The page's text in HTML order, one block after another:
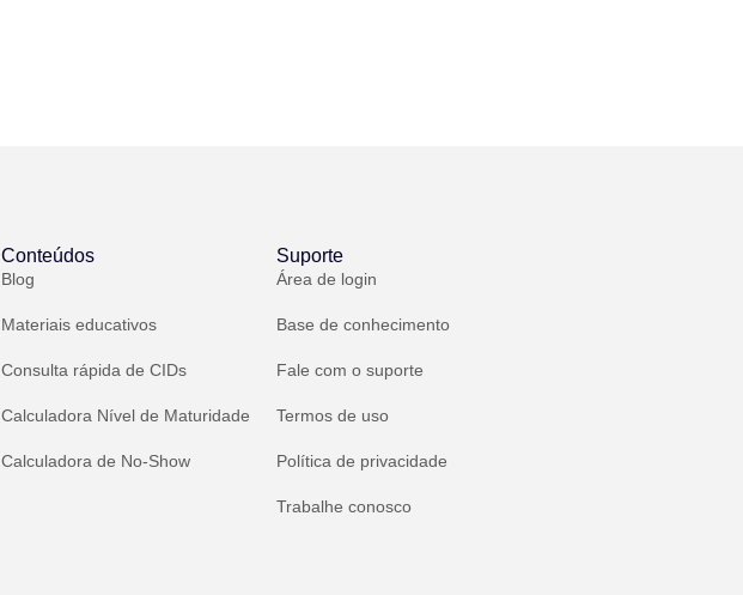
Conteúdos
Blog
Materiais educativos
Consulta rápida de CIDs
Calculadora Nível de Maturidade
Calculadora de No-Show
Suporte
Área de login
Base de conhecimento
Fale com o suporte
Termos de uso
Política de privacidade
Trabalhe conosco